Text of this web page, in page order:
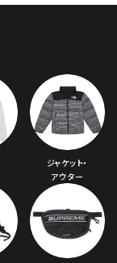
ジャケット・
アウター